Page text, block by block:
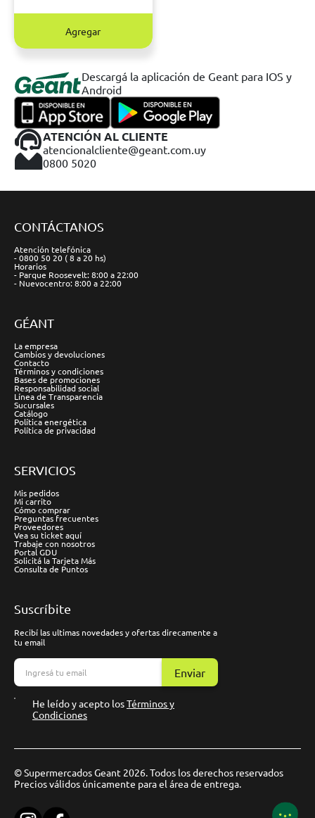
Agregar
Descargá la aplicación de Geant para IOS y
Android
ATENCIÓN AL CLIENTE
atencionalcliente@geant.com.uy
0800 5020
CONTÁCTANOS
Atención telefónica
- 0800 50 20 ( 8 a 20 hs)
Horarios
- Parque Roosevelt: 8:00 a 22:00
- Nuevocentro: 8:00 a 22:00
GÉANT
La empresa
Cambios y devoluciones
Contacto
Términos y condiciones
Bases de promociones
Responsabilidad social
Línea de Transparencia
Sucursales
Catálogo
Política energética
Política de privacidad
SERVICIOS
Mis pedidos
Mi carrito
Cómo comprar
Preguntas frecuentes
Proveedores
Vea su ticket aquí
Trabaje con nosotros
Portal GDU
Solicitá la Tarjeta Más
Consulta de Puntos
Suscríbite
Recibí las ultimas novedades y ofertas direcamente a
tu email
Enviar
He leído y acepto losTérminos y
Condiciones
© Supermercados Geant 2026. Todos los derechos reservados
Precios válidos únicamente para el área de entrega.